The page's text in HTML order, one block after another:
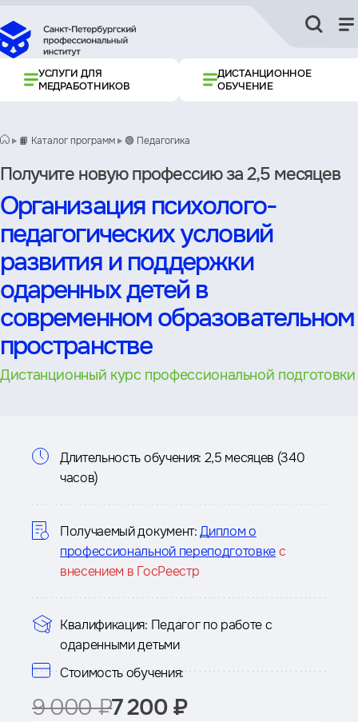
УСЛУГИ ДЛЯ
МЕДРАБОТНИКОВ
ДИСТАНЦИОННОЕ
ОБУЧЕНИЕ
📙 Каталог программ 🟢 Педагогика
Получите новую профессию за 2,5 месяцев
Организация психолого-
педагогических условий
развития и поддержки
одаренных детей в
современном образовательном
пространстве
Дистанционный курс профессиональной подготовки
Информация
курсе
Длительность обучения: 2,5 месяцев (340
часов)
Получаемый документ: Диплом о
профессиональной переподготовкес
внесением в ГосРеестр
Квалификация: Педагог по работе с
одаренными детьми
Стоимость обучения:
9 000 ₽7 200 ₽